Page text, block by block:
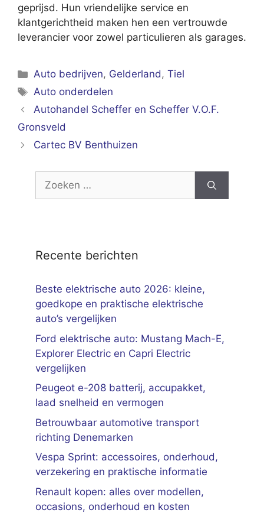
geprijsd. Hun vriendelijke service en
klantgerichtheid maken hen een vertrouwde
leverancier voor zowel particulieren als garages.
Categorieën
Auto bedrijven, Gelderland,Tiel
Tags
Auto onderdelen
Autohandel Scheffer en Scheffer V.O.F.
Gronsveld
Cartec BV Benthuizen
Zoek
Recente berichten
Beste elektrische auto 2026: kleine,
goedkope en praktische elektrische
auto’s vergelijken
Ford elektrische auto: Mustang Mach-E,
Explorer Electric en Capri Electric
vergelijken
Peugeot e-208 batterij, accupakket,
laad snelheid en vermogen
Betrouwbaar automotive transport
richting Denemarken
Vespa Sprint: accessoires, onderhoud,
verzekering en praktische informatie
Renault kopen: alles over modellen,
occasions, onderhoud en kosten